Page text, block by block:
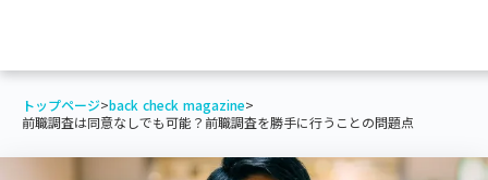
トップページ>back check magazine>
前職調査は同意なしでも可能？前職調査を勝手に行うことの問題点